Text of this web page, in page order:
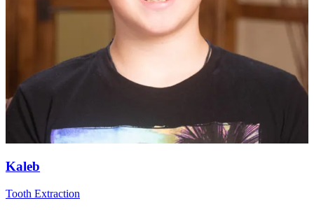
Kaleb
Tooth Extraction